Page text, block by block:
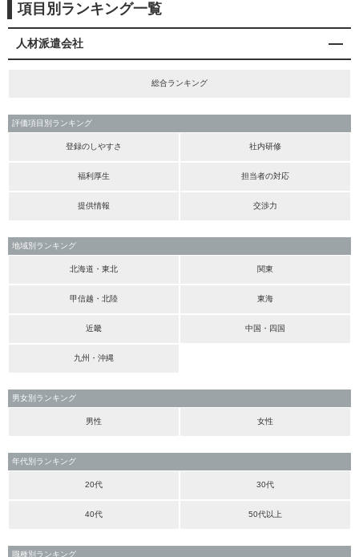
項目別ランキング一覧
人材派遣会社
総合ランキング
評価項目別ランキング
登録のしやすさ 社内研修
福利厚生 担当者の対応
提供情報 交渉力
地域別ランキング
北海道・東北 関東
甲信越・北陸 東海
近畿 中国・四国
九州・沖縄
男女別ランキング
男性 女性
年代別ランキング
20代 30代
40代 50代以上
職種別ランキング